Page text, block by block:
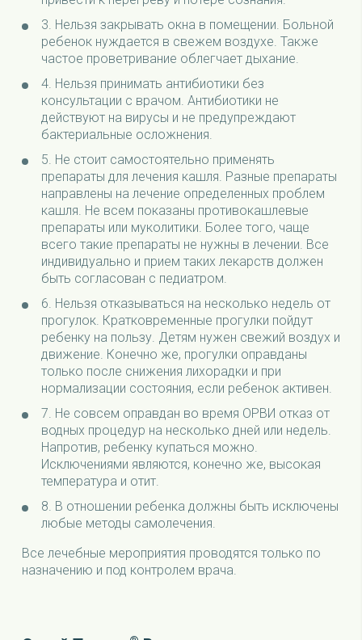
3. Нельзя закрывать окна в помещении. Больной
ребенок нуждается в свежем воздухе. Также
частое проветривание облегчает дыхание.
4. Нельзя принимать антибиотики без
консультации с врачом. Антибиотики не
действуют на вирусы и не предупреждают
бактериальные осложнения.
5. Не стоит самостоятельно применять
препараты для лечения кашля. Разные препараты
направлены на лечение определенных проблем
кашля. Не всем показаны противокашлевые
препараты или муколитики. Более того, чаще
всего такие препараты не нужны в лечении. Все
индивидуально и прием таких лекарств должен
быть согласован с педиатром.
6. Нельзя отказываться на несколько недель от
прогулок. Кратковременные прогулки пойдут
ребенку на пользу. Детям нужен свежий воздух и
движение. Конечно же, прогулки оправданы
только после снижения лихорадки и при
нормализации состояния, если ребенок активен.
7. Не совсем оправдан во время ОРВИ отказ от
водных процедур на несколько дней или недель.
Напротив, ребенку купаться можно.
Исключениями являются, конечно же, высокая
температура и отит.
8. В отношении ребенка должны быть исключены
любые методы самолечения.
Все лечебные мероприятия проводятся только по
назначению и под контролем врача.